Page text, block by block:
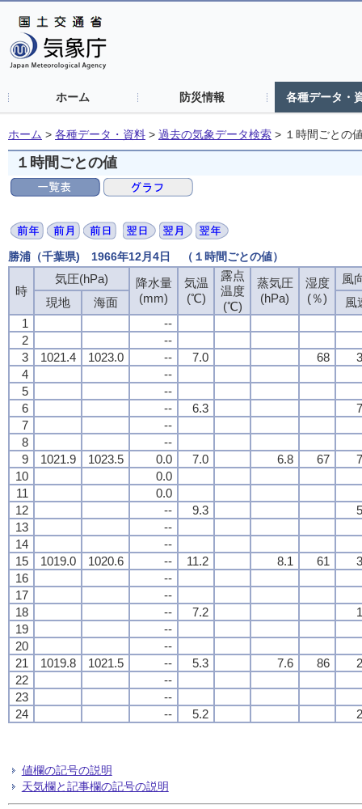
ホーム 防災情報 各種データ・
ホーム > 各種データ・資料 > 過去の気象データ検索 > １時間ごとの
１時間ごとの値
勝浦（千葉県) 1966年12月4日 （１時間ごとの値）
時
気圧(hPa)
降水量
(mm)
気温
(℃)
露点
温度
(℃)
蒸気圧
(hPa)
湿度
(％)
風
現地
海面
風
1
--
2
--
3
1021.4 1023.0 -- 7.0 68
4
--
5
--
6
-- 6.3
7
--
8
--
9
1021.9 1023.5 0.0 7.0 6.8 67
10
0.0
11
0.0
12
-- 9.3
13
--
14
--
15
1019.0 1020.6 -- 11.2 8.1 61
16
--
17
--
18
-- 7.2
19
--
20
--
21
1019.8 1021.5 -- 5.3 7.6 86
22
--
23
--
24
-- 5.2
値欄の記号の説明
天気欄と記事欄の記号の説明